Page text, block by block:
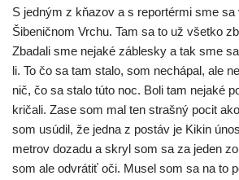
S jed­ným z kňa­zov a s repor­tér­mi sme sa
Šibeničnom Vrchu. Tam sa to už všet­ko
Zbadali sme neja­ké zábles­ky a tak sme
li. To čo sa tam sta­lo, som nechá­pal, ale
nič, čo sa sta­lo túto noc. Boli tam neja­ké
kri­ča­li. Zase som mal ten straš­ný pocit
som usú­dil, že jed­na z postáv je Kikin
met­rov doza­du a skryl som sa za jeden
som ale odvrá­tiť oči. Musel som sa na to